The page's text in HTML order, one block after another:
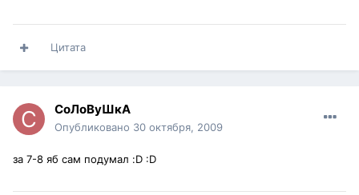
Цитата
СоЛоВуШкА
Опубликовано 30 октября, 2009
за 7-8 яб сам подумал :D :D